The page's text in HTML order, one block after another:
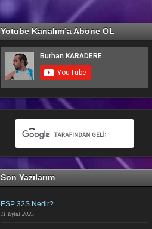
Yotube Kanalım’a Abone OL
Son Yazılarım
ESP 32S Nedir?
11 Eylül 2025